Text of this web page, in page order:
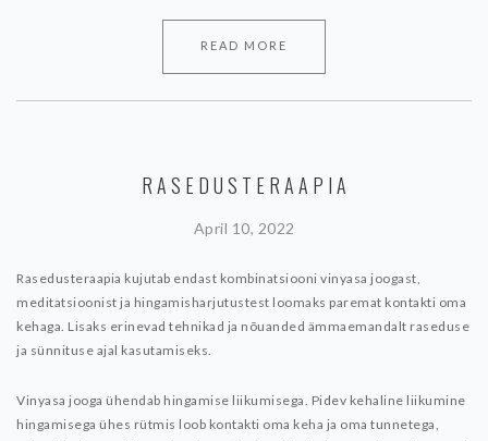
READ MORE
RASEDUSTERAAPIA
April 10, 2022
Rasedusteraapia kujutab endast kombinatsiooni vinyasa joogast,
meditatsioonist ja hingamisharjutustest loomaks paremat kontakti oma
kehaga. Lisaks erinevad tehnikad ja nõuanded ämmaemandalt raseduse
ja sünnituse ajal kasutamiseks.
Vinyasa jooga ühendab hingamise liikumisega. Pidev kehaline liikumine
hingamisega ühes rütmis loob kontakti oma keha ja oma tunnetega,